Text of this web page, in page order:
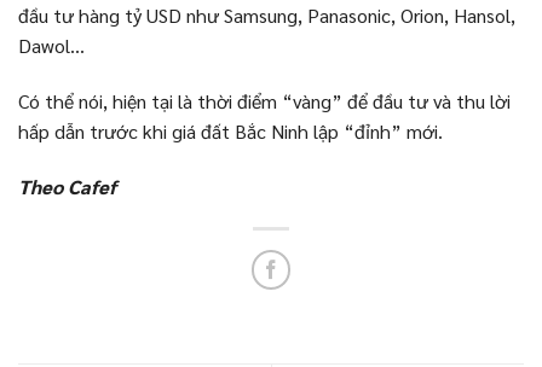
đầu tư hàng tỷ USD như Samsung, Panasonic, Orion, Hansol,
Dawol…
Có thể nói, hiện tại là thời điểm “vàng” để đầu tư và thu lời
hấp dẫn trước khi giá đất Bắc Ninh lập “đỉnh” mới.
Theo Cafef